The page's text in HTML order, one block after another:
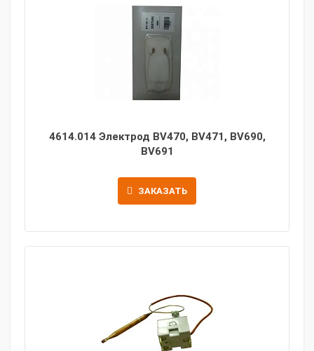
4614.014 Электрод BV470, BV471, BV690,
BV691
ЗАКАЗАТЬ